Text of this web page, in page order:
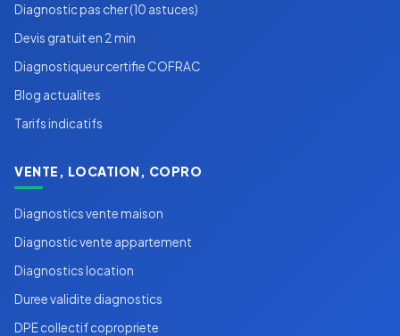
Diagnostic pas cher (10 astuces)
Devis gratuit en 2 min
Diagnostiqueur certifie COFRAC
Blog actualites
Tarifs indicatifs
VENTE, LOCATION, COPRO
Diagnostics vente maison
Diagnostic vente appartement
Diagnostics location
Duree validite diagnostics
DPE collectif copropriete